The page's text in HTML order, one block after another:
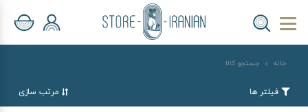
خانه جستجو کالا
فیلتر ها مرتب سازی